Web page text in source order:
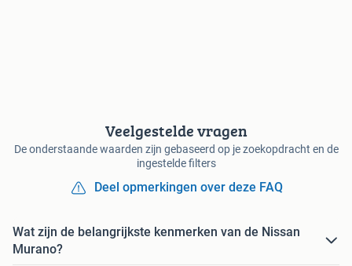
Veelgestelde vragen
De onderstaande waarden zijn gebaseerd op je zoekopdracht en de
ingestelde filters
Deel opmerkingen over deze FAQ
Wat zijn de belangrijkste kenmerken van de Nissan
Murano?